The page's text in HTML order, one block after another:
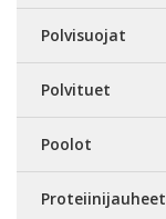
Polvisuojat
Polvituet
Poolot
Proteiinijauheet